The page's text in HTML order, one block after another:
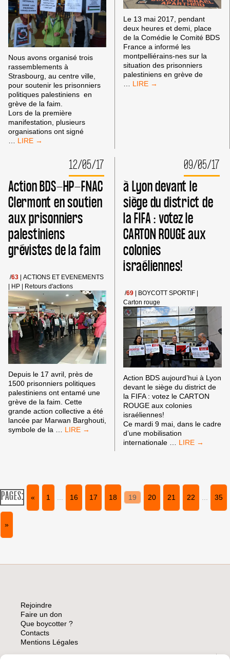
Nous avons organisé trois
rassemblements à
Strasbourg, au centre ville,
pour soutenir les prisonniers
politiques palestiniens en
grève de la faim.
Lors de la première
manifestation, plusieurs
organisations ont signé
STRASBOURG:
POUR
LA
DIGNITÉ
DES
PRISONNIERS
POLITIQUES
PALESTINIENS
EN
LA
FAIM.
Le 13 mai 2017, pendant
deux heures et demi, place
de la Comédie le Comité BDS
France a informé les
montpelliérains-nes sur la
situation des prisonniers
palestiniens en grève de
BDS
LA
FAIM
!
12/05/17
Action BDS-HP-FNAC
Clermont en soutien
aux prisonniers
palestiniens
grévistes de la faim
/63
ACTIONS ET EVENEMENTS
HP Retours d'actions
Depuis le 17 avril, près de
1500 prisonniers politiques
palestiniens ont entamé une
grève de la faim. Cette
grande action collective a été
lancée par Marwan Barghouti,
symbole de la
ACTION
SOUTIEN
AUX
PALESTINIENS
09/05/17
à Lyon devant le
siège du district de
la FIFA : votez le
CARTON ROUGE aux
colonies
israéliennes!
/69 BOYCOTT SPORTIF
Carton rouge
Action BDS aujourd’hui à Lyon
devant le siège du district de
la FIFA : votez le CARTON
ROUGE aux colonies
israéliennes!
Ce mardi 9 mai, dans le cadre
d’une mobilisation
internationale … À
DU
DISTRICT
DE
CARTON
PAGES: « 1 16 17 18 19 20 21 22 35
»
Rejoindre
Faire un don
Que boycotter ?
Contacts
Mentions Légales